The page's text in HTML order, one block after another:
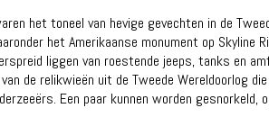
het toneel van hevige gevechten in de
het Amerikaanse monument op Skyline
liggen van roestende jeeps, tanks en
de relikwieën uit de Tweede Wereldoorlog
Een paar kunnen worden